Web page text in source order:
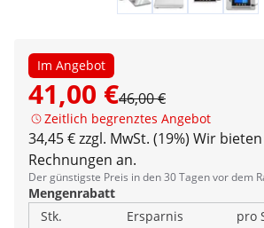
Im Angebot
41,00 €46,00 €
Zeitlich begrenztes Angebot
34,45 € zzgl. MwSt. (19%) Wir bieten
Rechnungen an.
Der günstigste Preis in den 30 Tagen vor dem
Mengenrabatt
Stk.
Ersparnis
pro